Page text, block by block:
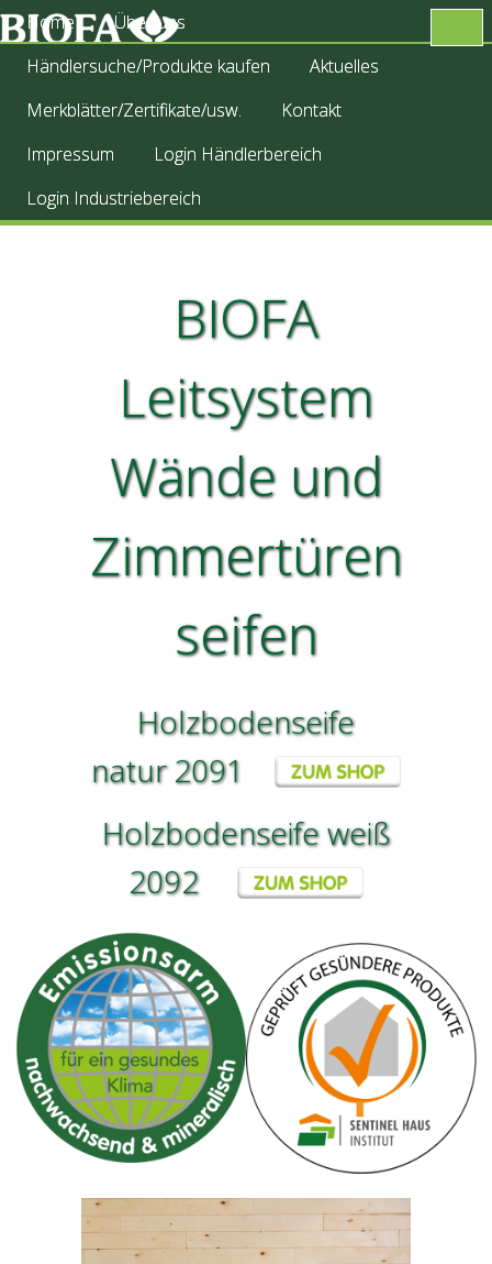
Home
Über uns
Händlersuche/Produkte kaufen
Aktuelles
Merkblätter/Zertifikate/usw.
Kontakt
Impressum
Login Händlerbereich
Login Industriebereich
BIOFA
Leitsystem
Wände und
Zimmertüren
seifen
Holzbodenseife
natur 2091
Holzbodenseife weiß
2092